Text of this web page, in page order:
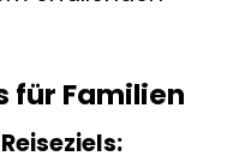
für Familien